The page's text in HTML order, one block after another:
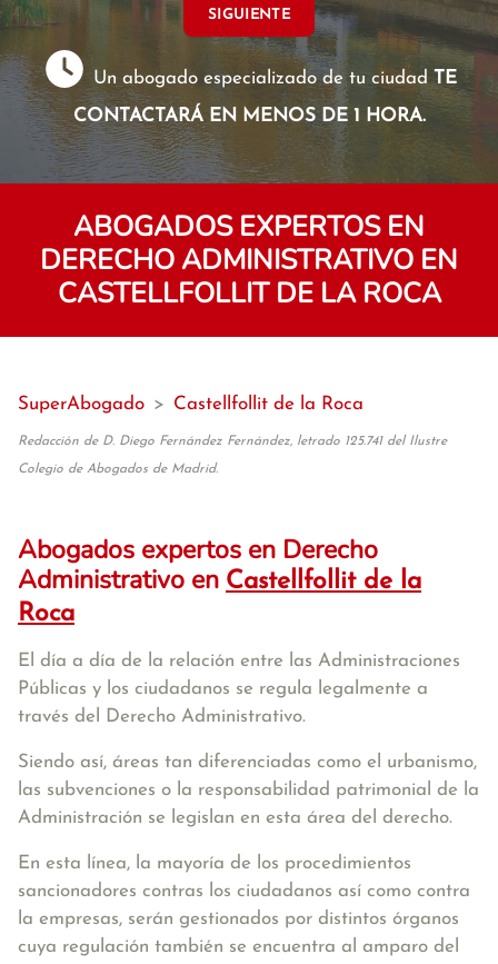
SIGUIENTE
Un abogado especializado de tu ciudad TE
CONTACTARÁ EN MENOS DE 1 HORA.
ABOGADOS EXPERTOS EN
DERECHO ADMINISTRATIVO EN
CASTELLFOLLIT DE LA ROCA
SuperAbogado > Castellfollit de la Roca
Redacción de D. Diego Fernández Fernández, letrado 125.741 del Ilustre
Colegio de Abogados de Madrid.
Abogados expertos en Derecho
Administrativo en Castellfollit de la
Roca
El día a día de la relación entre las Administraciones
Públicas y los ciudadanos se regula legalmente a
través del Derecho Administrativo.
Siendo así, áreas tan diferenciadas como el urbanismo,
las subvenciones o la responsabilidad patrimonial de la
Administración se legislan en esta área del derecho.
En esta línea, la mayoría de los procedimientos
sancionadores contras los ciudadanos así como contra
la empresas, serán gestionados por distintos órganos
cuya regulación también se encuentra al amparo del